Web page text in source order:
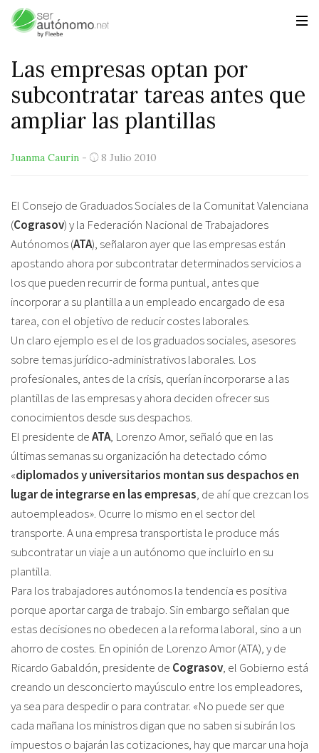
Las empresas optan por
subcontratar tareas antes que
ampliar las plantillas
Juanma Caurin - 8 Julio 2010
El Consejo de Graduados Sociales de la Comunitat Valenciana
(Cograsov) y la Federación Nacional de Trabajadores
Autónomos (ATA), señalaron ayer que las empresas están
apostando ahora por subcontratar determinados servicios a
los que pueden recurrir de forma puntual, antes que
incorporar a su plantilla a un empleado encargado de esa
tarea, con el objetivo de reducir costes laborales.
Un claro ejemplo es el de los graduados sociales, asesores
sobre temas jurídico-administrativos laborales. Los
profesionales, antes de la crisis, querían incorporarse a las
plantillas de las empresas y ahora deciden ofrecer sus
conocimientos desde sus despachos.
El presidente deATA, Lorenzo Amor, señaló que en las
últimas semanas su organización ha detectado cómo
«diplomados y universitarios montan sus despachos en
lugar de integrarse en las empresas, de ahí que crezcan los
autoempleados». Ocurre lo mismo en el sector del
transporte. A una empresa transportista le produce más
subcontratar un viaje a un autónomo que incluirlo en su
plantilla.
Para los trabajadores autónomos la tendencia es positiva
porque aportar carga de trabajo. Sin embargo señalan que
estas decisiones no obedecen a la reforma laboral, sino a un
ahorro de costes. En opinión de Lorenzo Amor (ATA), y de
Ricardo Gabaldón, presidente de Cograsov, el Gobierno está
creando un desconcierto mayúsculo entre los empleadores,
ya sea para despedir o para contratar. «No puede ser que
cada mañana los ministros digan que no saben si subirán los
impuestos o bajarán las cotizaciones, hay que marcar una hoja